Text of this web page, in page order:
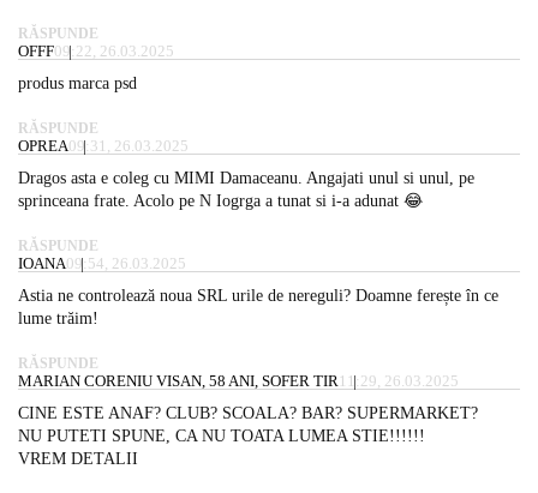
RĂSPUNDE
OFFF09:22, 26.03.2025
produs marca psd
RĂSPUNDE
OPREA09:31, 26.03.2025
Dragos asta e coleg cu MIMI Damaceanu. Angajati unul si unul, pe
sprinceana frate. Acolo pe N Iogrga a tunat si i-a adunat 😂
RĂSPUNDE
IOANA09:54, 26.03.2025
Astia ne controlează noua SRL urile de nereguli? Doamne ferește în ce
lume trăim!
RĂSPUNDE
MARIAN CORENIU VISAN, 58 ANI, SOFER TIR11:29, 26.03.2025
CINE ESTE ANAF? CLUB? SCOALA? BAR? SUPERMARKET?
NU PUTETI SPUNE, CA NU TOATA LUMEA STIE!!!!!!
VREM DETALII